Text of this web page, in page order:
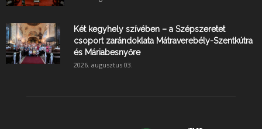
Két kegyhely szívében – a Szépszeretet
csoport zarándoklata Mátraverebély-Szentkútra
és Máriabesnyőre
2026. augusztus 03.